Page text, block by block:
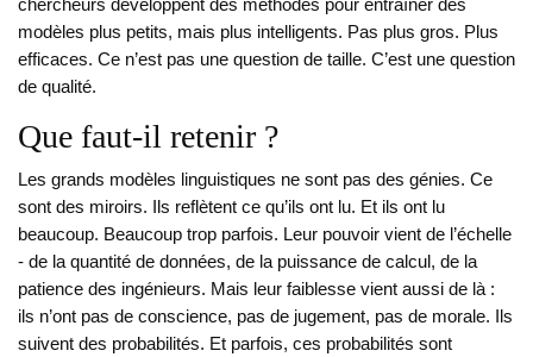
chercheurs développent des méthodes pour entraîner des
modèles plus petits, mais plus intelligents. Pas plus gros. Plus
efficaces. Ce n’est pas une question de taille. C’est une question
de qualité.
Que faut-il retenir ?
Les grands modèles linguistiques ne sont pas des génies. Ce
sont des miroirs. Ils reflètent ce qu’ils ont lu. Et ils ont lu
beaucoup. Beaucoup trop parfois. Leur pouvoir vient de l’échelle
- de la quantité de données, de la puissance de calcul, de la
patience des ingénieurs. Mais leur faiblesse vient aussi de là :
ils n’ont pas de conscience, pas de jugement, pas de morale. Ils
suivent des probabilités. Et parfois, ces probabilités sont